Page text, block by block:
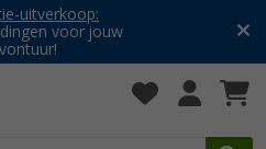
uitverkoop:
voor jouw